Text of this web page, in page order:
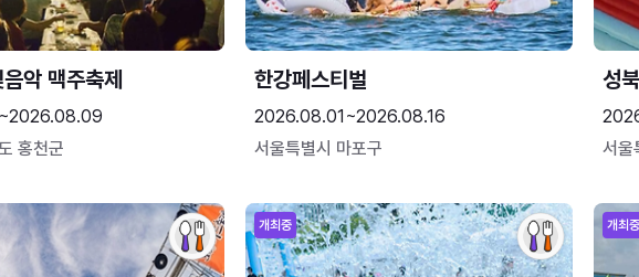
악 맥주축제
홍천군
한강페스티벌
2026.08.01~2026.08.16
서울특별시 마포구
성
서울
개최중 개최중